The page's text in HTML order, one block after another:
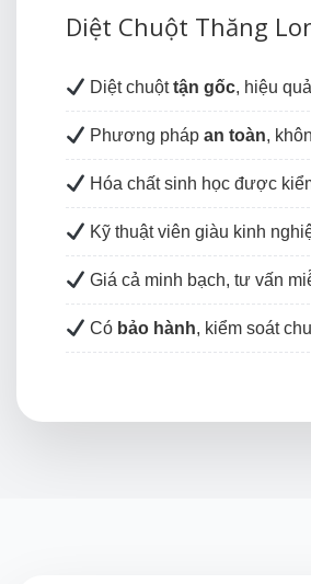
Diệt Chuột Thăng
Diệt chuộttận gốc, hiệu
Phương phápan toàn,
Hóa chất sinh học được
Kỹ thuật viên giàu kinh
Giá cả minh bạch, tư vấn
Có bảo hành, kiểm soát